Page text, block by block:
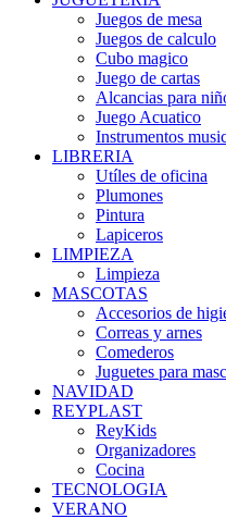
Juegos de mesa
Juegos de calculo
Cubo magico
Juego de cartas
Alcancias para
Juego Acuatico
Instrumentos
LIBRERIA
Utíles de oficina
Plumones
Pintura
Lapiceros
LIMPIEZA
Limpieza
MASCOTAS
Accesorios de
Correas y arnes
Comederos
Juguetes para
NAVIDAD
REYPLAST
ReyKids
Organizadores
Cocina
TECNOLOGIA
VERANO